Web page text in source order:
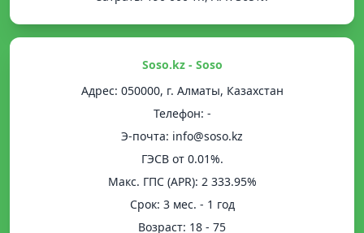
Soso.kz - Soso
Адрес: 050000, г. Алматы, Казахстан
Телефон: -
Э-почта: info@soso.kz
ГЭСВ от 0.01%.
Mакс. ГПС (APR): 2 333.95%
Срок: 3 мес. - 1 год
Возраст: 18 - 75